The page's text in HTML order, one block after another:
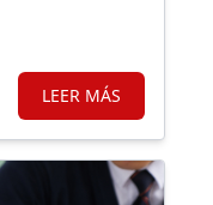
LEER MÁS